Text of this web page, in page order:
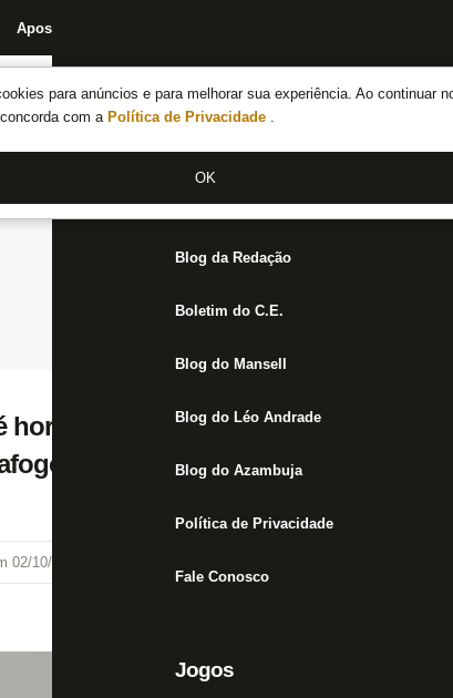
para anúncios e para melhorar sua experiência. Ao continuar
com a Política de Privacidade .
OK
Apostas
Notícias do Botafogo
Fórum
Jogos
Blog da Redação
Boletim do C.E.
Blog do Mansell
Blog do Léo Andrade
Blog do Azambuja
Política de Privacidade
Fale Conosco
Jogos
hora de serenidade e apoio
02/10/21 às 22:47